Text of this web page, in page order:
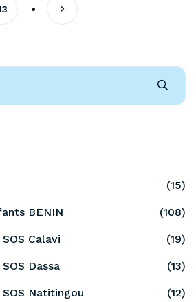
(15)
BENIN (108)
Calavi (19)
Dassa (13)
Natitingou (12)